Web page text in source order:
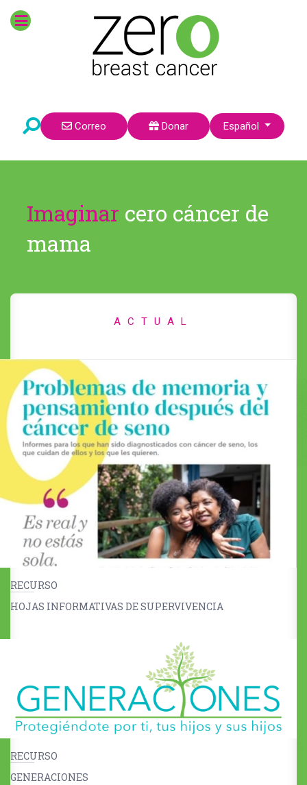
Correo Donar Seleccione su idioma
Español
Imaginar cero cáncer de
mama
ACTUAL
RECURSO
HOJAS INFORMATIVAS DE SUPERVIVENCIA
RECURSO
GENERACIONES